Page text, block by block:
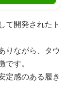
て開発されたト
りながら、タウ
す。
定感のある履き